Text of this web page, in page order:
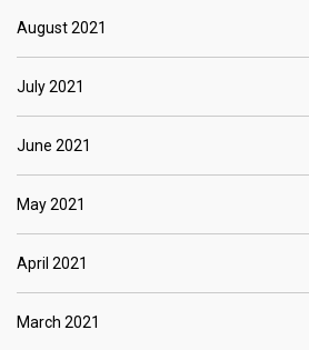
August 2021
July 2021
June 2021
May 2021
April 2021
March 2021